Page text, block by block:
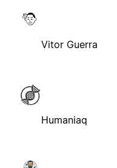
Vitor Guerra
Humaniaq